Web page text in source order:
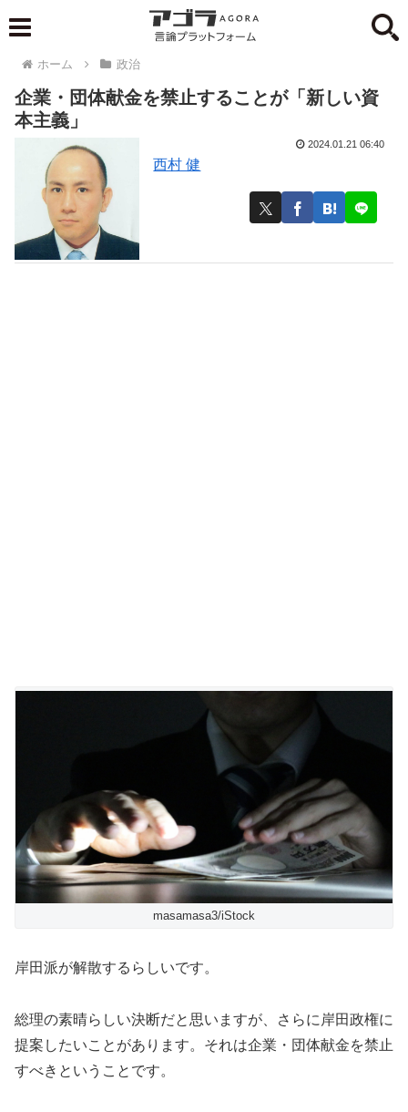
ホーム 政治
企業・団体献金を禁止することが「新しい資
本主義」
西村 健
2024.01.21 06:40
masamasa3/iStock
岸田派が解散するらしいです。
総理の素晴らしい決断だと思いますが、さらに岸田政権に
提案したいことがあります。それは企業・団体献金を禁止
すべきということです。